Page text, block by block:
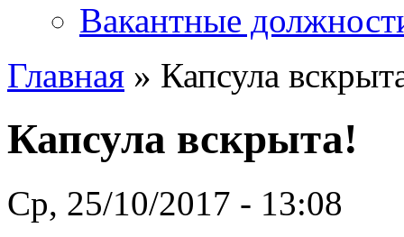
Вакантные
Главная » Капсула
Капсула вскрыта!
Ср, 25/10/2017 - 13:08